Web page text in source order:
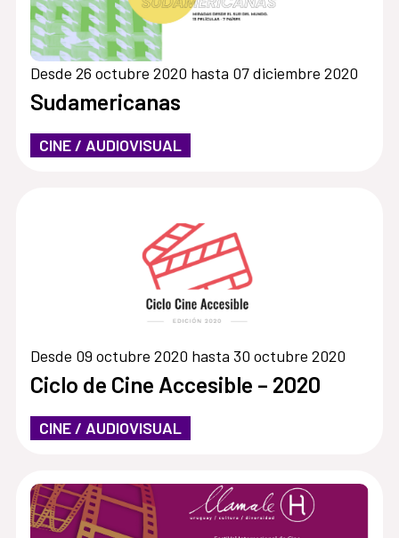
Desde 26 octubre 2020 hasta 07 diciembre 2020
Sudamericanas
CINE / AUDIOVISUAL
Desde 09 octubre 2020 hasta 30 octubre 2020
Ciclo de Cine Accesible – 2020
CINE / AUDIOVISUAL